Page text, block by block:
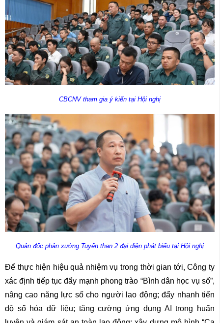
CBCNV tham gia ý kiến tại Hội nghị
Quản đốc phân xưởng Tuyển than 2 đại diện phát biểu tại Hội nghị
Để thực hiện hiệu quả nhiệm vụ trong thời gian tới, Công ty
xác định tiếp tục đẩy mạnh phong trào “Bình dân học vụ số”,
nâng cao năng lực số cho người lao động; đẩy nhanh tiến
độ số hóa dữ liệu; tăng cường ứng dụng AI trong huấn